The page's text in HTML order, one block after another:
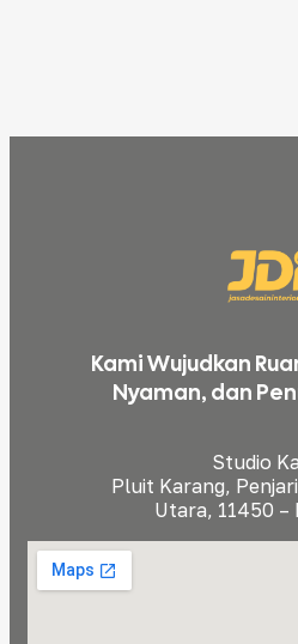
Kami Wujudkan
Nyaman, dan
Studio
Pluit Karang,
Utara, 11450 –